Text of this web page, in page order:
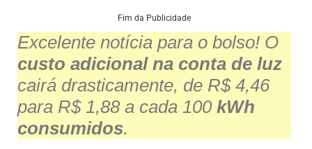
s
A
p
p
e
b
o
o
k
e
dI
n
ai
l
ar
e
Fim da Publicidade
Excelente notícia para o bolso! O
custo adicional na conta de luz
cairá drasticamente, de R$ 4,46
para R$ 1,88 a cada 100 kWh
consumidos.